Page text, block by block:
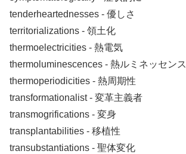
tenderheartednesses ‐ 優しさ
territorializations ‐ 領土化
thermoelectricities ‐ 熱電気
thermoluminescences ‐ 熱ルミネッセンス
thermoperiodicities ‐ 熱周期性
transformationalist ‐ 変革主義者
transmogrifications ‐ 変身
transplantabilities ‐ 移植性
transubstantiations ‐ 聖体変化